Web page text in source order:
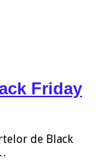
Friday
de Black